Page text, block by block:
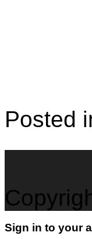
Posted
Sign in to your